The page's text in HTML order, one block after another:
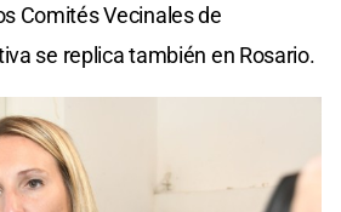
Comités Vecinales de
se replica también en Rosario.